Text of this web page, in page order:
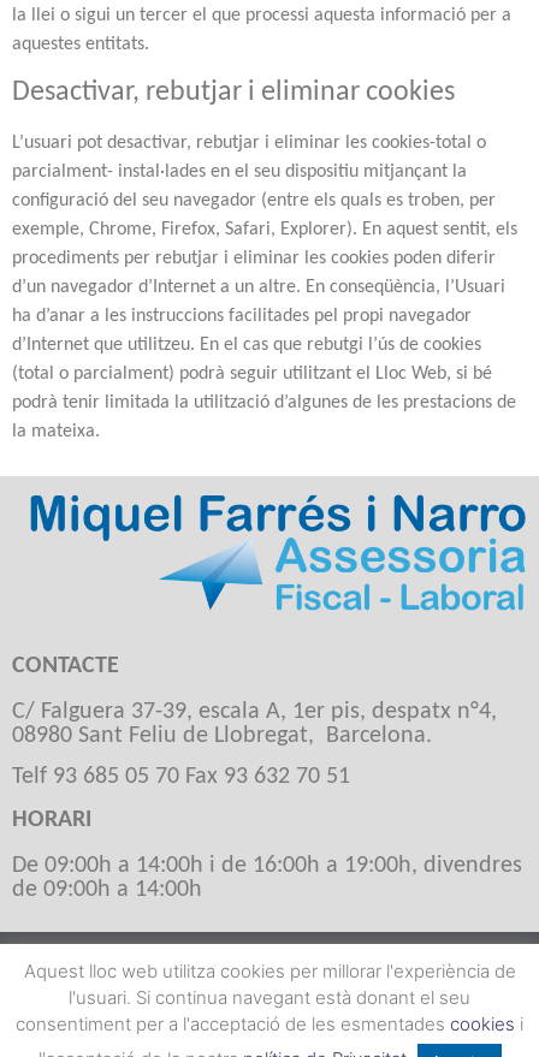
la llei o sigui un tercer el que processi aquesta informació per a
aquestes entitats.
Desactivar, rebutjar i eliminar cookies
L’usuari pot desactivar, rebutjar i eliminar les cookies-total o
parcialment- instal·lades en el seu dispositiu mitjançant la
configuració del seu navegador (entre els quals es troben, per
exemple, Chrome, Firefox, Safari, Explorer). En aquest sentit, els
procediments per rebutjar i eliminar les cookies poden diferir
d’un navegador d’Internet a un altre. En conseqüència, l’Usuari
ha d’anar a les instruccions facilitades pel propi navegador
d’Internet que utilitzeu. En el cas que rebutgi l’ús de cookies
(total o parcialment) podrà seguir utilitzant el Lloc Web, si bé
podrà tenir limitada la utilització d’algunes de les prestacions de
la mateixa.
CONTACTE
C/ Falguera 37-39, escala A, 1er pis, despatx n°4,
08980 Sant Feliu de Llobregat, Barcelona.
Telf 93 685 05 70 Fax 93 632 70 51
HORARI
De 09:00h a 14:00h i de 16:00h a 19:00h, divendres
de 09:00h a 14:00h
Avis Legal·Política de privacitat ·Cookies
Aquest lloc web utilitza cookies per millorar l'experiència de
l'usuari. Si continua navegant està donant el seu
consentiment per a l'acceptació de les esmentades cookies i